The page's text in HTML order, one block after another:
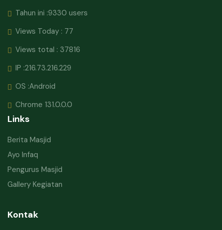
Tahun ini :9330 users
Views Today : 77
Views total : 37816
IP :216.73.216.229
OS :Android
Chrome 131.0.0.0
Links
Berita Masjid
Ayo Infaq
Pengurus Masjid
Gallery Kegiatan
Kontak